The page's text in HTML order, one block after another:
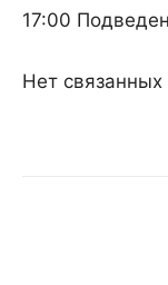
17:00
Нет